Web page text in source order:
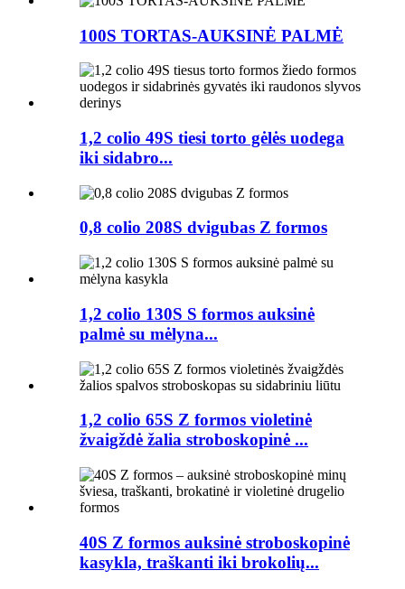
100S TORTAS-AUKSINĖ PALMĖ
1,2 colio 49S tiesi torto gėlės uodega
iki sidabro...
0,8 colio 208S dvigubas Z formos
1,2 colio 130S S formos auksinė
palmė su mėlyna...
1,2 colio 65S Z formos violetinė
žvaigždė žalia stroboskopinė ...
40S Z formos auksinė stroboskopinė
kasykla, traškanti iki brokolių...